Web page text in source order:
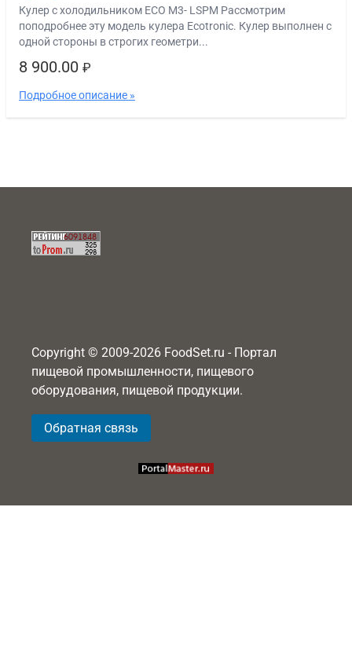
Кулер с холодильником ECO M3- LSPM Рассмотрим
поподробнее эту модель кулера Ecotronic. Кулер выполнен с
одной стороны в строгих геометри...
8 900.00 ₽
Подробное описание »
Copyright © 2009-2026 FoodSet.ru - Портал
пищевой промышленности, пищевого
оборудования, пищевой продукции.
Обратная связь